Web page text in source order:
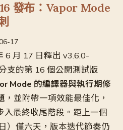
發布：Vapor Mode
17
6 月 17 日釋出 v3.6.0-
支的第 16 個公開測試版
Mode 的編譯器與執行期修
，並附帶一項效能最佳化，
入最終收尾階段。距上一個
）僅六天，版本迭代節奏仍